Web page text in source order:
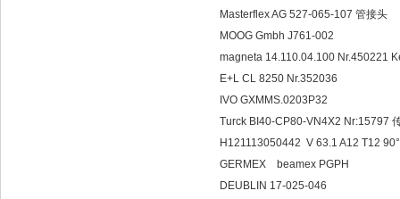
Masterflex AG 527-065-107 管接头
MOOG Gmbh J761-002
magneta 14.110.04.100 Nr.450221
E+L CL 8250 Nr.352036
IVO GXMMS.0203P32
Turck BI40-CP80-VN4X2 Nr:15797
H121113050442 V 63.1 A12 T12
GERMEX beamex PGPH
DEUBLIN 17-025-046